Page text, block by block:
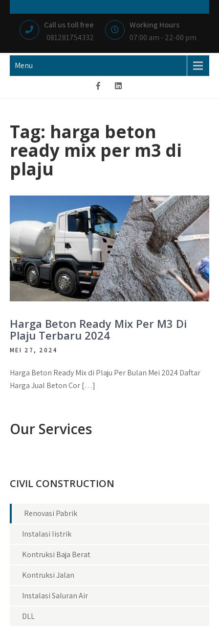
content
NIAGA BETON
MEMBANGUN NEGRI DENGAN IKHLAS HATI
Call us toll free
081281754332
Working Hours
07:00 am - 22-00 pm
Menu
Tag: harga beton
ready mix per m3 di
plaju
Harga Beton Ready Mix Per M3 Di
Plaju Terbaru 2024
MEI 27, 2024
Harga Beton Ready Mix di Plaju Per Bulan Mei 2024 Daftar
Harga Jual Beton Cor […]
Our Services
CIVIL CONSTRUCTION
Renovasi Pabrik
Instalasi listrik
Kontruksi Baja Berat
Kontruksi Jalan
Instalasi Saluran Air
DLL